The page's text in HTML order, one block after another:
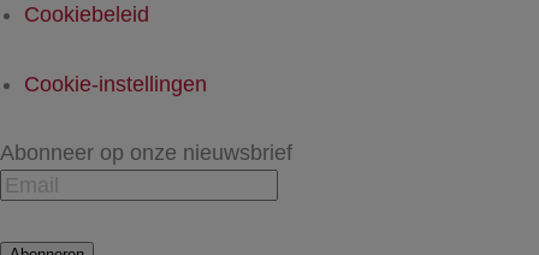
Cookiebeleid
Cookie-instellingen
Abonneer op onze nieuwsbrief